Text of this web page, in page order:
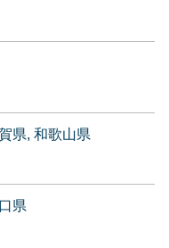
県 和歌山県
県